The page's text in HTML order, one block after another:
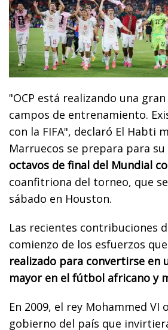
"OCP está realizando una
campos de entrenamiento.
con la FIFA", declaró El Habti
Marruecos se prepara para su
octavos de final del Mundial
coanfitriona del torneo, que
sábado en Houston.
Las recientes contribuciones
comienzo de los esfuerzos que
realizado para convertirse en
mayor en el fútbol africano y
En 2009, el rey Mohammed VI
gobierno del país que